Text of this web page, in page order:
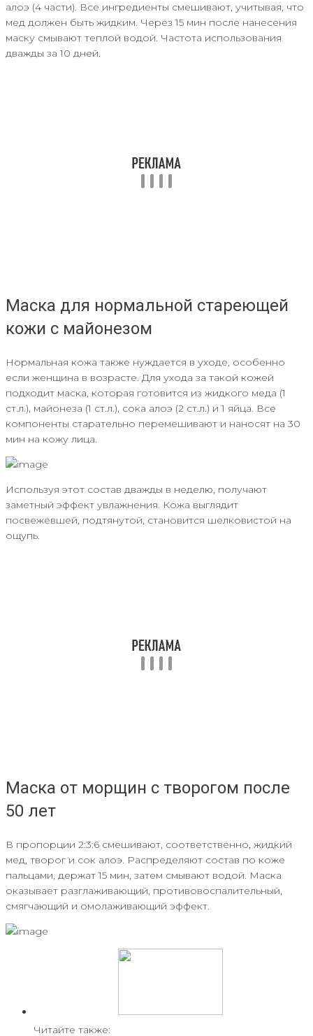
алоэ (4 части). Все ингредиенты смешивают, учитывая, что
мед должен быть жидким. Через 15 мин после нанесения
маску смывают теплой водой. Частота использования
дважды за 10 дней.
Маска для нормальной стареющей
кожи с майонезом
Нормальная кожа также нуждается в уходе, особенно
если женщина в возрасте. Для ухода за такой кожей
подходит маска, которая готовится из жидкого меда (1
ст.л.), майонеза (1 ст.л.), сока алоэ (2 ст.л.) и 1 яйца. Все
компоненты старательно перемешивают и наносят на 30
мин на кожу лица.
Используя этот состав дважды в неделю, получают
заметный эффект увлажнения. Кожа выглядит
посвежевшей, подтянутой, становится шелковистой на
ощупь.
Маска от морщин с творогом после
50 лет
В пропорции 2:3:6 смешивают, соответственно, жидкий
мед, творог и сок алоэ. Распределяют состав по коже
пальцами, держат 15 мин, затем смывают водой. Маска
оказывает разглаживающий, противовоспалительный,
смягчающий и омолаживающий эффект.
Читайте также: